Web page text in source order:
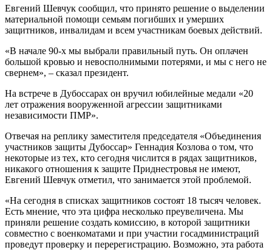
Евгений Шевчук сообщил, что принято решение о выделении
материальной помощи семьям погибших и умерших
защитников, инвалидам и всем участникам боевых действий.
«В начале 90-х мы выбрали правильный путь. Он оплачен
большой кровью и невосполнимыми потерями, и мы с него не
свернем», – сказал президент.
На встрече в Дубоссарах он вручил юбилейные медали «20
лет отражения вооруженной агрессии защитниками
независимости ПМР».
Отвечая на реплику заместителя председателя «Объединения
участников защиты Дубоссар» Геннадия Козлова о том, что
некоторые из тех, кто сегодня числится в рядах защитников,
никакого отношения к защите Приднестровья не имеют,
Евгений Шевчук отметил, что занимается этой проблемой.
«На сегодня в списках защитников состоят 18 тысяч человек.
Есть мнение, что эта цифра несколько преувеличена. Мы
приняли решение создать комиссию, в которой защитники
совместно с военкоматами и при участии госадминистраций
проведут проверку и перерегистрацию. Возможно, эта работа